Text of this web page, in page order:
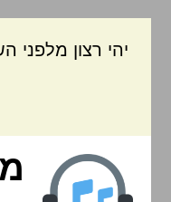
יהי רצון